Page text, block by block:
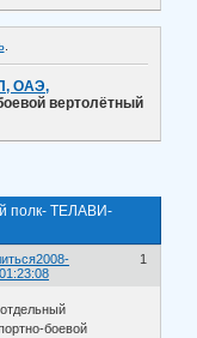
.
ОАЭ,
вертолётный
полк- ТЕЛАВИ-
1
2008-
боевой